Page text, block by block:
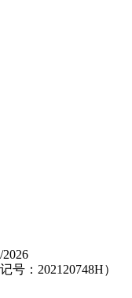
：202120748H）